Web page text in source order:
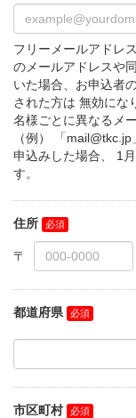
フリーメールアドレ
のメールアドレスや
いた場合、お申込者
された方は 無効にな
名様ごとに異なるメ
（例） 「
申込みした場合、 1
す。
住所
都道府県
市区町村